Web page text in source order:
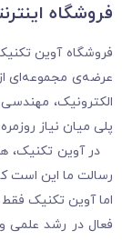
فروشگاه‌
فروشگاه آوین
عرضه‌ی مجموعه‌ای
الکترونیک،
پلی میان نیاز
در آوین تکنیک،
رسالت ما این است
اما آوین تکنیک
فعال در رشد علمی